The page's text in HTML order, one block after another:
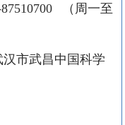
（周一至
武昌中国科学